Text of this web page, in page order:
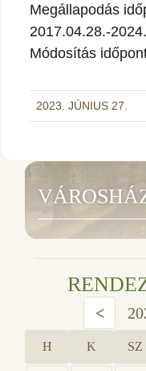
Megállapodás
2017.04.28.-
Módosítás
2023. JÚNIUS 27.
<
H K SZ